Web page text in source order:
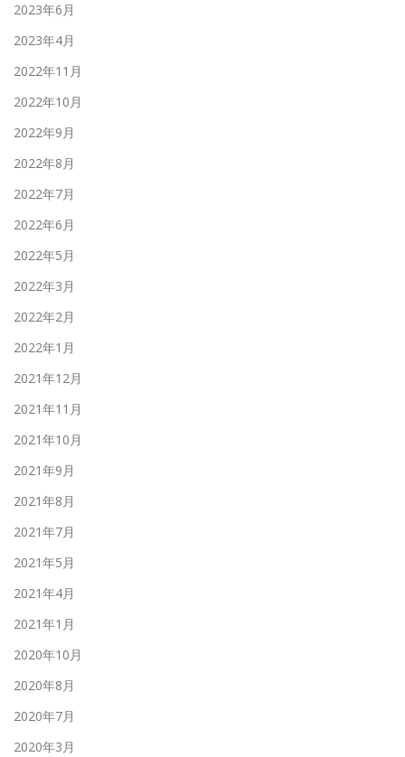
2023年6月
2023年4月
2022年11月
2022年10月
2022年9月
2022年8月
2022年7月
2022年6月
2022年5月
2022年3月
2022年2月
2022年1月
2021年12月
2021年11月
2021年10月
2021年9月
2021年8月
2021年7月
2021年5月
2021年4月
2021年1月
2020年10月
2020年8月
2020年7月
2020年3月